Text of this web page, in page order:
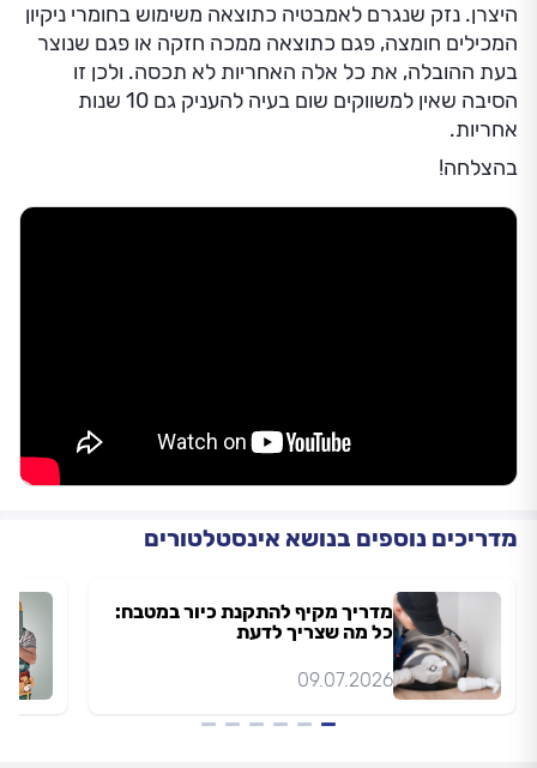
היצרן. נזק שנגרם לאמבטיה כתוצאה משימוש בחומרי ניקיון
המכילים חומצה, פגם כתוצאה ממכה חזקה או פגם שנוצר
בעת ההובלה, את כל אלה האחריות לא תכסה. ולכן זו
הסיבה שאין למשווקים שום בעיה להעניק גם 10 שנות
אחריות.
בהצלחה!
מדריכים נוספים בנושא אינסטלטורים
מדריך מקיף להתקנת כיור במטבח:
כל מה שצריך לדעת
09.07.2026